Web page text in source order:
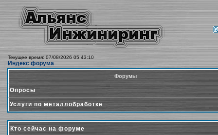
Текущее время: 07/08/2026 05:43:10
Индекс форума
Форумы
Опросы
Услуги по металлобработке
Кто сейчас на форуме